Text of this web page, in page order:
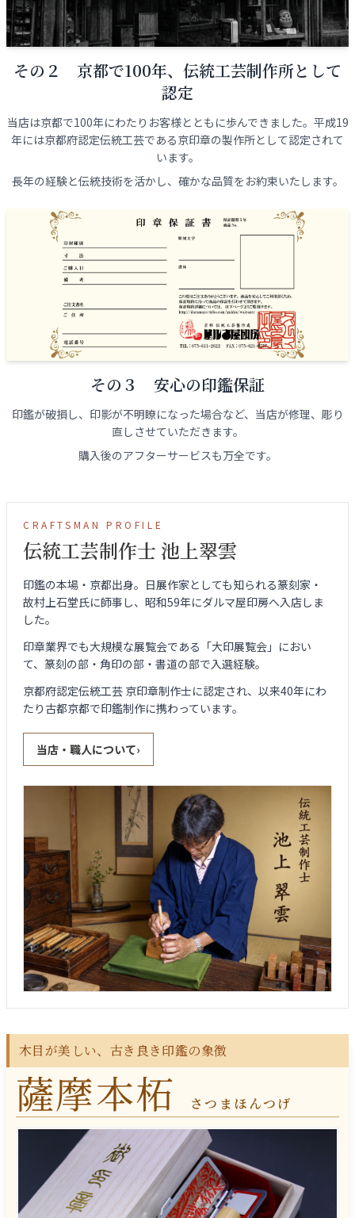
その２ 京都で100年、伝統工芸制作所として
認定
当店は京都で100年にわたりお客様とともに歩んできました。平成19
年には京都府認定伝統工芸である京印章の製作所として認定されて
います。
長年の経験と伝統技術を活かし、確かな品質をお約束いたします。
その３ 安心の印鑑保証
印鑑が破損し、印影が不明瞭になった場合など、当店が修理、彫り
直しさせていただきます。
購入後のアフターサービスも万全です。
CRAFTSMAN PROFILE
伝統工芸制作士 池上翠雲
印鑑の本場・京都出身。日展作家としても知られる篆刻家・
故村上石堂氏に師事し、昭和59年にダルマ屋印房へ入店しま
した。
印章業界でも大規模な展覧会である「大印展覧会」におい
て、篆刻の部・角印の部・書道の部で入選経験。
京都府認定伝統工芸 京印章制作士に認定され、以来40年にわ
たり古都京都で印鑑制作に携わっています。
当店・職人について›
木目が美しい、古き良き印鑑の象徴
薩摩本柘 さつまほんつげ